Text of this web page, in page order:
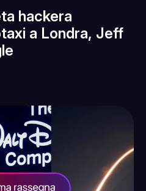
hackera
a Londra, Jeff